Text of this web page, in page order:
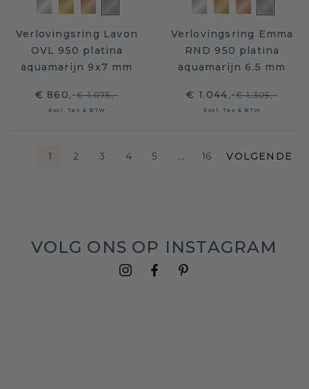
Verlovingsring Lavon
OVL 950 platina
aquamarijn 9x7 mm
€ 860,-€ 1.075,-
Excl. Tax & BTW
Verlovingsring Emma
RND 950 platina
aquamarijn 6.5 mm
€ 1.044,-€ 1.305,-
Excl. Tax & BTW
1 2 3 4 5 … 16 VOLGENDE
VOLG ONS OP INSTAGRAM